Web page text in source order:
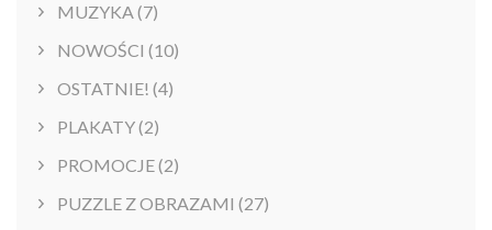
MUZYKA (7)
NOWOŚCI (10)
OSTATNIE! (4)
PLAKATY(2)
PROMOCJE(2)
PUZZLE Z OBRAZAMI (27)